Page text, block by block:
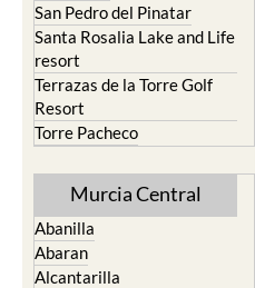
San Pedro del Pinatar
Santa Rosalia Lake and Life
resort
Terrazas de la Torre Golf
Resort
Torre Pacheco
Murcia Central
Abanilla
Abaran
Alcantarilla